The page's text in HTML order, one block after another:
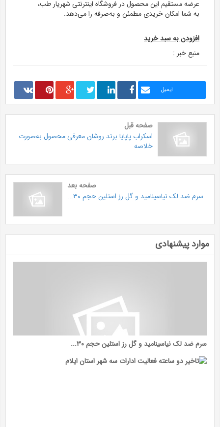
عرضه مستقیم این محصول در فروشگاه اینترنتی شهریار طب،
به شما امکان خریدی مطمئن و به‌صرفه را می‌دهد.
افزودن به سبد خرید
منبع خبر :
ایمیل
صفحه قبل
اسکراب پاپایا برند روشان معرفی محصول به‌صورت
خلاصه
صفحه بعد
سرم ضد لک نیاسینامید و گل رز استلین حجم ۳۰...
موارد پیشنهادی
سرم ضد لک نیاسینامید و گل رز استلین حجم ۳۰...